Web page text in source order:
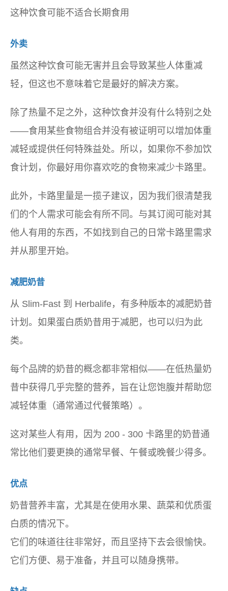
这种饮食可能不适合长期食用
外卖
虽然这种饮食可能无害并且会导致某些人体重减
轻，但这也不意味着它是最好的解决方案。
除了热量不足之外，这种饮食并没有什么特别之处
——食用某些食物组合并没有被证明可以增加体重
减轻或提供任何特殊益处。所以，如果你不参加饮
食计划，你最好用你喜欢吃的食物来减少卡路里。
此外，卡路里量是一揽子建议，因为我们很清楚我
们的个人需求可能会有所不同。与其订阅可能对其
他人有用的东西，不如找到自己的日常卡路里需求
并从那里开始。
减肥奶昔
从 Slim-Fast 到 Herbalife，有多种版本的减肥奶昔
计划。如果蛋白质奶昔用于减肥，也可以归为此
类。
每个品牌的奶昔的概念都非常相似——在低热量奶
昔中获得几乎完整的营养，旨在让您饱腹并帮助您
减轻体重（通常通过代餐策略）。
这对某些人有用，因为 200 - 300 卡路里的奶昔通
常比他们要更换的通常早餐、午餐或晚餐少得多。
优点
奶昔营养丰富，尤其是在使用水果、蔬菜和优质蛋
白质的情况下。
它们的味道往往非常好，而且坚持下去会很愉快。
它们方便、易于准备，并且可以随身携带。